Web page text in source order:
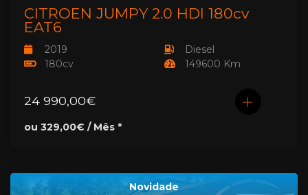
CITROËN JUMPY 2.0 HDI 180cv
EAT6
2019
180cv
Diesel
149600 Km
24 990,00€
ou 329,00€ / Mês *
Novidade